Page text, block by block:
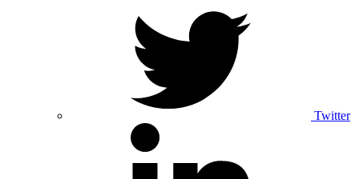
Twitter